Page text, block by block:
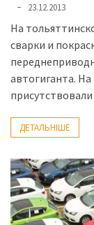
23.12.2013
На
сварки и
автогиганта.
ДЕТАЛЬНІШЕ